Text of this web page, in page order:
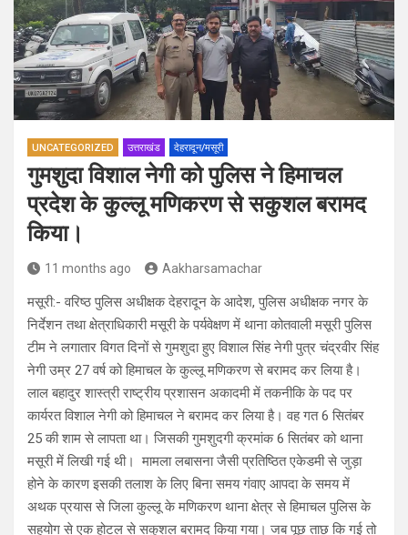
UNCATEGORIZED उत्तराखंड देहरादून/मसूरी
गुमशुदा विशाल नेगी को पुलिस ने हिमाचल
प्रदेश के कुल्लू मणिकरण से सकुशल बरामद
किया।
11 months ago Aakharsamachar
मसूरी:- वरिष्ठ पुलिस अधीक्षक देहरादून के आदेश, पुलिस अधीक्षक नगर के
निर्देशन तथा क्षेत्राधिकारी मसूरी के पर्यवेक्षण में थाना कोतवाली मसूरी पुलिस
टीम ने लगातार विगत दिनों से गुमशुदा हुए विशाल सिंह नेगी पुत्र चंद्रवीर सिंह
नेगी उम्र 27 वर्ष को हिमाचल के कुल्लू मणिकरण से बरामद कर लिया है।
लाल बहादुर शास्त्री राष्ट्रीय प्रशासन अकादमी में तकनीकि के पद पर
कार्यरत विशाल नेगी को हिमाचल ने बरामद कर लिया है। वह गत 6 सितंबर
25 की शाम से लापता था। जिसकी गुमशुदगी क्रमांक 6 सितंबर को थाना
मसूरी में लिखी गई थी। मामला लबासना जैसी प्रतिष्ठित एकेडमी से जुड़ा
होने के कारण इसकी तलाश के लिए बिना समय गंवाए आपदा के समय में
अथक प्रयास से जिला कुल्लू के मणिकरण थाना क्षेत्र से हिमाचल पुलिस के
सहयोग से एक होटल से सकुशल बरामद किया गया। जब पूछ ताछ कि गई तो